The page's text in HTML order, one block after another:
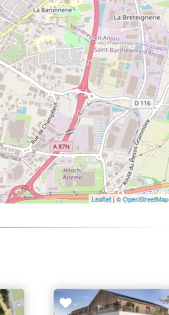
Leaflet| ©OpenStreetMap